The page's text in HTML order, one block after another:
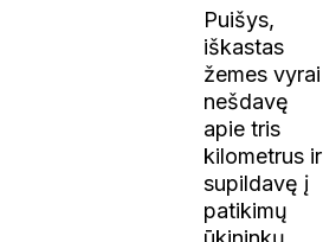
Puišys,
iškastas
žemes vyrai
nešdavę
apie tris
kilometrus ir
supildavę į
patikimų